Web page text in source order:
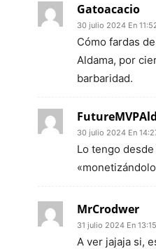
Gatoacacio
30 julio 2024 En
Cómo fardas
Aldama, por
barbaridad.
30 julio 2024 En
Lo tengo
MrCrodwer
31 julio 2024 En 13:15
A ver jajaja si,